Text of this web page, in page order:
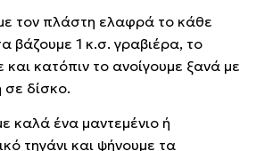
τον πλάστη ελαφρά το κάθε
βάζουμε 1 κ.σ. γραβιέρα, το
και κατόπιν το ανοίγουμε ξανά με
σε δίσκο.
καλά ένα μαντεμένιο ή
τηγάνι και ψήνουμε τα